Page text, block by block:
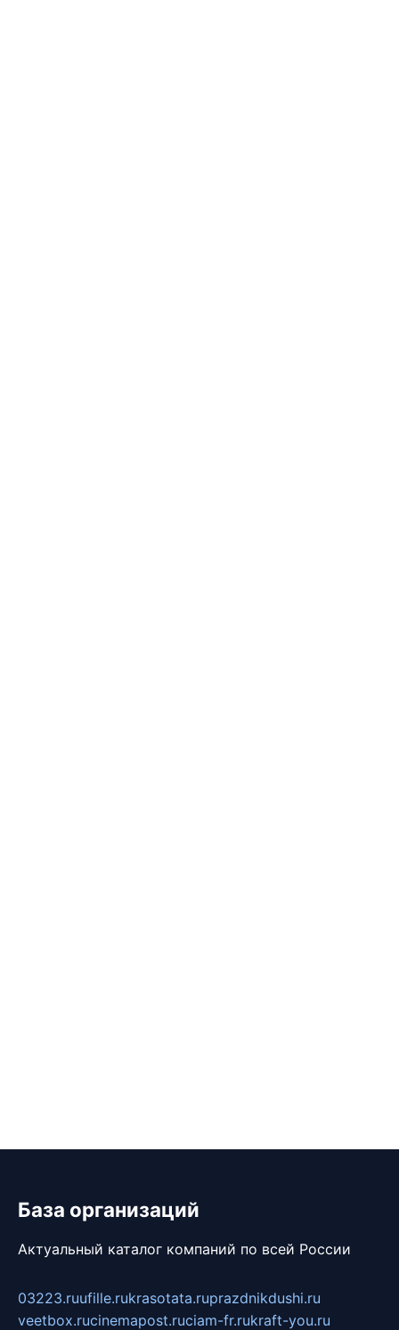
База организаций
Актуальный каталог компаний по всей России
03223.ruufille.rukrasotata.ruprazdnikdushi.ru
veetbox.rucinemapost.ruciam-fr.rukraft-you.ru